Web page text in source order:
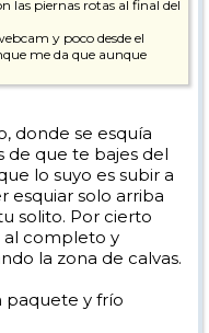
las piernas rotas al final del
y poco desde el
me da que aunque
donde se esquía
de que te bajes del
lo suyo es subir a
esquiar solo arriba
solito. Por cierto
al completo y
la zona de calvas.
paquete y frío